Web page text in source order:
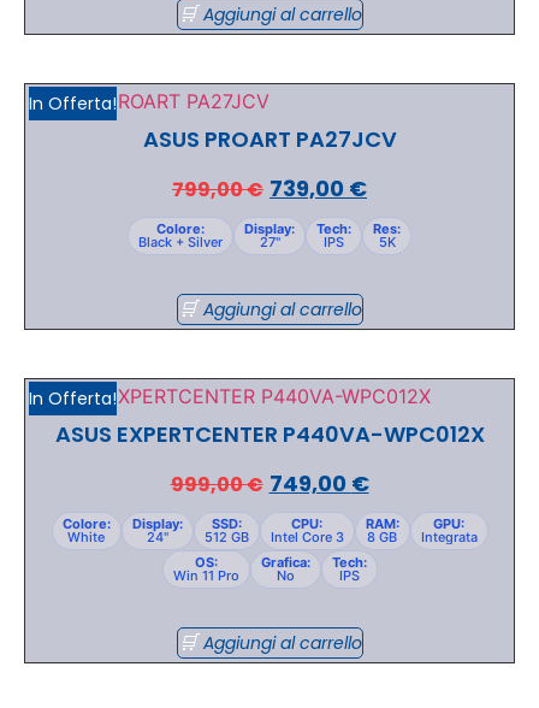
Aggiungi al carrello
In Offerta!
ASUS PROART PA27JCV
799,00€ 739,00 €
Colore:
Black + Silver
Display:
27"
Tech:
IPS
Res:
5K
Aggiungi al carrello
In Offerta!
ASUS EXPERTCENTER P440VA-WPC012X
999,00€ 749,00 €
Colore:
White
Display:
24"
SSD:
512 GB
CPU:
Intel Core 3
RAM:
8 GB
GPU:
Integrata
OS:
Win 11 Pro
Grafica:
No
Tech:
IPS
Aggiungi al carrello